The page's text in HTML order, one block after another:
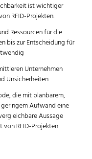
ist wichtiger
RFID-Projekten.
Ressourcen für die
bis zur Entscheidung für
Unternehmen
Unsicherheiten
die mit planbarem,
Aufwand eine
Aussage
RFID-Projekten